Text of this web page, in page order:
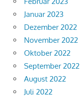
Januar 2023
Dezember 2022
November 2022
Oktober 2022
September 2022
August 2022
Juli 2022